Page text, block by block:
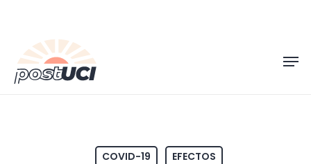
main
content
COVID-19
EFECTOS